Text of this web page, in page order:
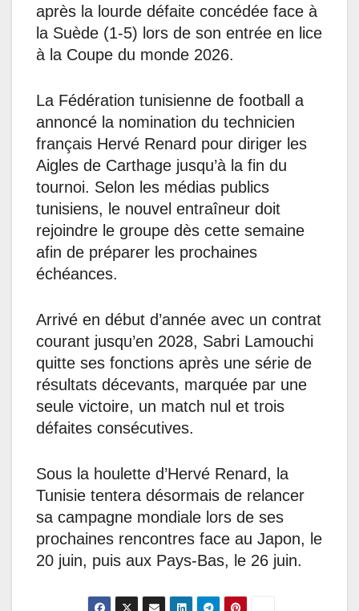
après la lourde défaite concédée face à
la Suède (1-5) lors de son entrée en lice
à la Coupe du monde 2026.
La Fédération tunisienne de football a
annoncé la nomination du technicien
français Hervé Renard pour diriger les
Aigles de Carthage jusqu’à la fin du
tournoi. Selon les médias publics
tunisiens, le nouvel entraîneur doit
rejoindre le groupe dès cette semaine
afin de préparer les prochaines
échéances.
Arrivé en début d’année avec un contrat
courant jusqu’en 2028, Sabri Lamouchi
quitte ses fonctions après une série de
résultats décevants, marquée par une
seule victoire, un match nul et trois
défaites consécutives.
Sous la houlette d’Hervé Renard, la
Tunisie tentera désormais de relancer
sa campagne mondiale lors de ses
prochaines rencontres face au Japon, le
20 juin, puis aux Pays-Bas, le 26 juin.